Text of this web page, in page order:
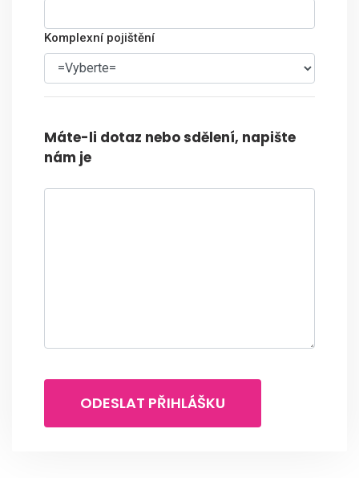
Komplexní pojištění
Máte-li dotaz nebo sdělení, napište
nám je